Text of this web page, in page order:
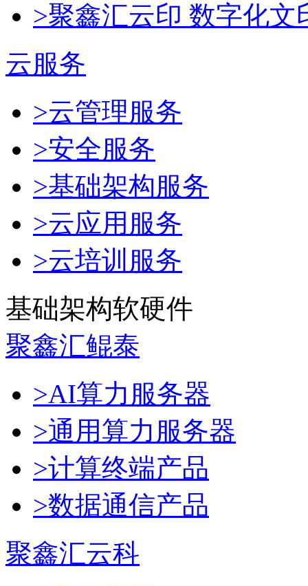
>聚鑫汇云印 数字化文
云服务
>云管理服务
>安全服务
>基础架构服务
>云应用服务
>云培训服务
基础架构软硬件
聚鑫汇鲲泰
>AI算力服务器
>通用算力服务器
>计算终端产品
>数据通信产品
聚鑫汇云科